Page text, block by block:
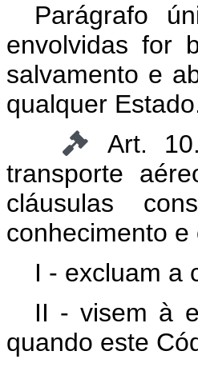
Parágrafo
envolvidas for
salvamento e
qualquer
Art.
transporte
cláusulas
conhecimento
I - excluam a
II - visem à
quando este